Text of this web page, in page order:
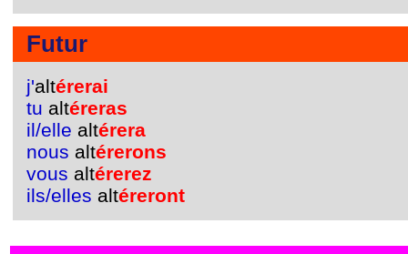
Futur
j'altérerai
tu altéreras
il/elle altérera
nous altérerons
vous altérerez
ils/elles altéreront